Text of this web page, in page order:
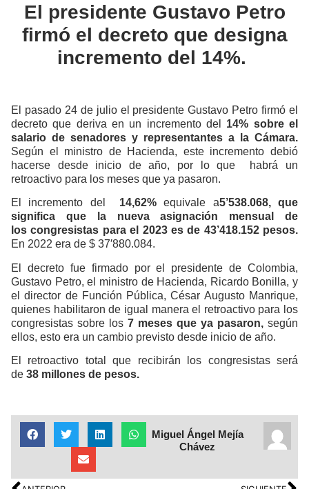
El presidente Gustavo Petro
firmó el decreto que designa
incremento del 14%.
El pasado 24 de julio el presidente Gustavo Petro firmó el
decreto que deriva en un incremento del 14% sobre el
salario de senadores y representantes a la Cámara.
Según el ministro de Hacienda, este incremento debió
hacerse desde inicio de año, por lo que habrá un
retroactivo para los meses que ya pasaron.
El incremento del 14,62%equivale a5’538.068, que
significa que
la nueva asignación mensual de
loscongresistas para el 2023 es de 43’418.152 pesos.
En 2022 era de $ 37′880.084.
El decreto fue firmado por el presidente de Colombia,
Gustavo Petro, el ministro de Hacienda, Ricardo Bonilla, y
el director de Función Pública, César Augusto Manrique,
quienes habilitaron de igual manera el retroactivo para los
congresistas sobre los 7 meses que ya pasaron, según
ellos, esto era un cambio previsto desde inicio de año.
El retroactivo total que recibirán los congresistas será
de 38 millones de pesos.
Miguel Ángel Mejía
Chávez